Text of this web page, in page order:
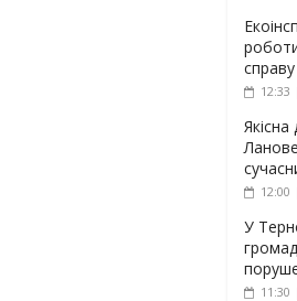
справу
12:33
12:00
У
11:30